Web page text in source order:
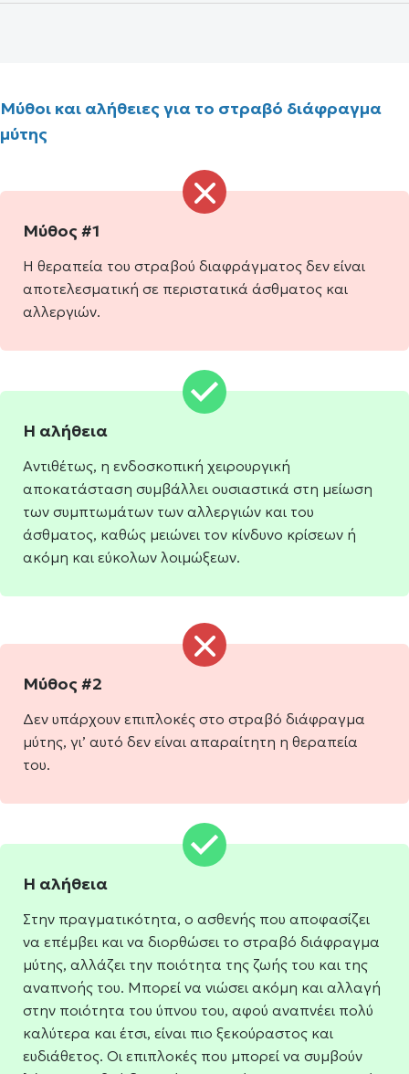
Μύθοι και αλήθειες για το στραβό διάφραγμα
μύτης
Μύθος #1
Η θεραπεία του στραβού διαφράγματος δεν είναι
αποτελεσματική σε περιστατικά άσθματος και
αλλεργιών.
Η αλήθεια
Αντιθέτως, η ενδοσκοπική χειρουργική
αποκατάσταση συμβάλλει ουσιαστικά στη μείωση
των συμπτωμάτων των αλλεργιών και του
άσθματος, καθώς μειώνει τον κίνδυνο κρίσεων ή
ακόμη και εύκολων λοιμώξεων.
Μύθος #2
Δεν υπάρχουν επιπλοκές στο στραβό διάφραγμα
μύτης, γι’ αυτό δεν είναι απαραίτητη η θεραπεία
του.
Η αλήθεια
Στην πραγματικότητα, ο ασθενής που αποφασίζει
να επέμβει και να διορθώσει το στραβό διάφραγμα
μύτης, αλλάζει την ποιότητα της ζωής του και της
αναπνοής του. Μπορεί να νιώσει ακόμη και αλλαγή
στην ποιότητα του ύπνου του, αφού αναπνέει πολύ
καλύτερα και έτσι, είναι πιο ξεκούραστος και
ευδιάθετος. Οι επιπλοκές που μπορεί να συμβούν